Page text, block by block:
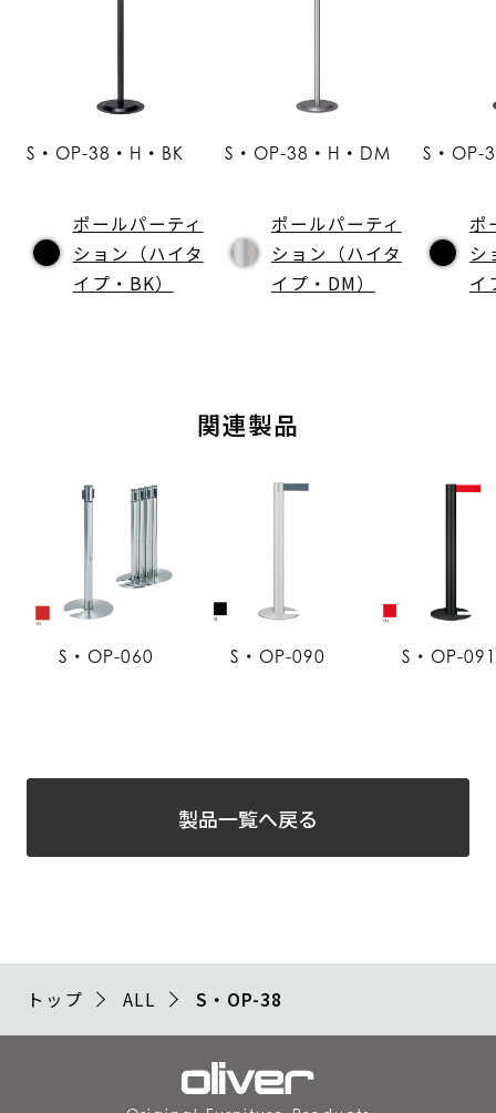
S・OP-38・H・BK
ポールパーティ
ション（ハイタ
イプ・BK）
S・OP-38・H・DM
ポールパーティ
ション（ハイタ
イプ・DM）
S・OP-
ポ
シ
イ
関連製品
S・OP-060 S・OP-090 S・OP-
製品一覧へ戻る
トップ ALL S・OP-38